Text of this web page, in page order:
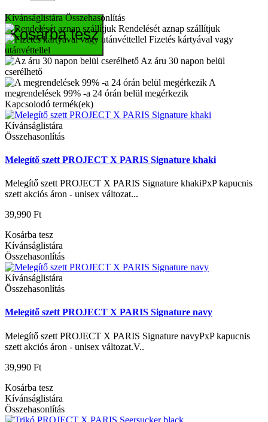
Kosárba tesz
Kívánságlistára Összehasonlítás
Rendelését aznap szállítjuk
Fizetés kártyával vagy
utánvéttellel
Az áru 30 napon belül
cserélhető
A
megrendelések 99% -a 24 órán belül megérkezik
Kapcsolodó termék(ek)
Kívánságlistára
Összehasonlítás
Melegítő szett PROJECT X PARIS Signature khaki
Melegítő szett PROJECT X PARIS Signature khakiPxP kapucnis
szett akciós áron - unisex változat...
39,990 Ft
Kosárba tesz
Kívánságlistára
Összehasonlítás
Kívánságlistára
Összehasonlítás
Melegítő szett PROJECT X PARIS Signature navy
Melegítő szett PROJECT X PARIS Signature navyPxP kapucnis
szett akciós áron - unisex változat.V..
39,990 Ft
Kosárba tesz
Kívánságlistára
Összehasonlítás